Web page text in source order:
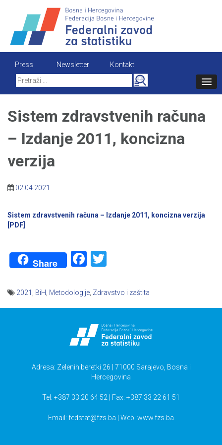
content
Press Newsletter
Kontakt
Search
for:
Sistem zdravstvenih računa
– Izdanje 2011, koncizna
verzija
02.04.2021
Sistem zdravstvenih računa – Izdanje 2011, koncizna verzija
[PDF]
Share Facebook
2021 BiH Metodologije Zdravstvo i zaštita
Adresa: Zelenih beretki 26 | 71000 Sarajevo, Bosna i
Hercegovina
Tel: +387 33 20 64 52 | Fax: +387 33 22 61 51
Email: fedstat@fzs.ba | Web: www.fzs.ba